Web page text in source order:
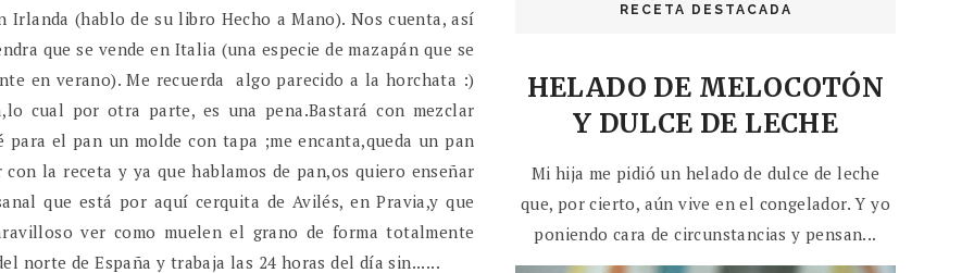
(hablo de su libro Hecho a Mano). Nos cuenta, así
que se vende en Italia (una especie de mazapán que se
en verano). Me recuerda algo parecido a la horchata :)
cual por otra parte, es una pena.Bastará con mezclar
el pan un molde con tapa ;me encanta,queda un pan
la receta y ya que hablamos de pan,os quiero enseñar
que está por aquí cerquita de Avilés, en Pravia,y que
ver como muelen el grano de forma totalmente
norte de España y trabaja las 24 horas del día sin......
RECETA DESTACADA
HELADO DE MELOCOTÓN
Y DULCE DE LECHE
Mi hija me pidió un helado de dulce de leche
que, por cierto, aún vive en el congelador. Y yo
poniendo cara de circunstancias y pensan...